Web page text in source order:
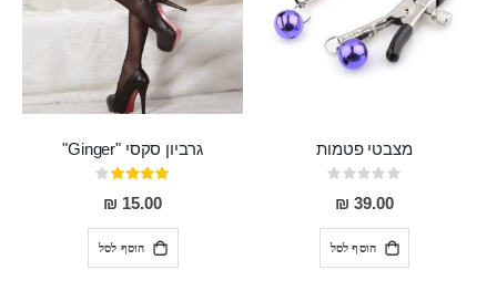
מצבטי פטמות
Rating:
0%
39.00 ₪
הוסף לסל
גרביון סקסי "Ginger"
דירוג:
80%
15.00 ₪
הוסף לסל